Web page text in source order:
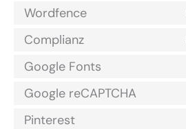
Wordfence
Complianz
Google Fonts
Google reCAPTCHA
Pinterest